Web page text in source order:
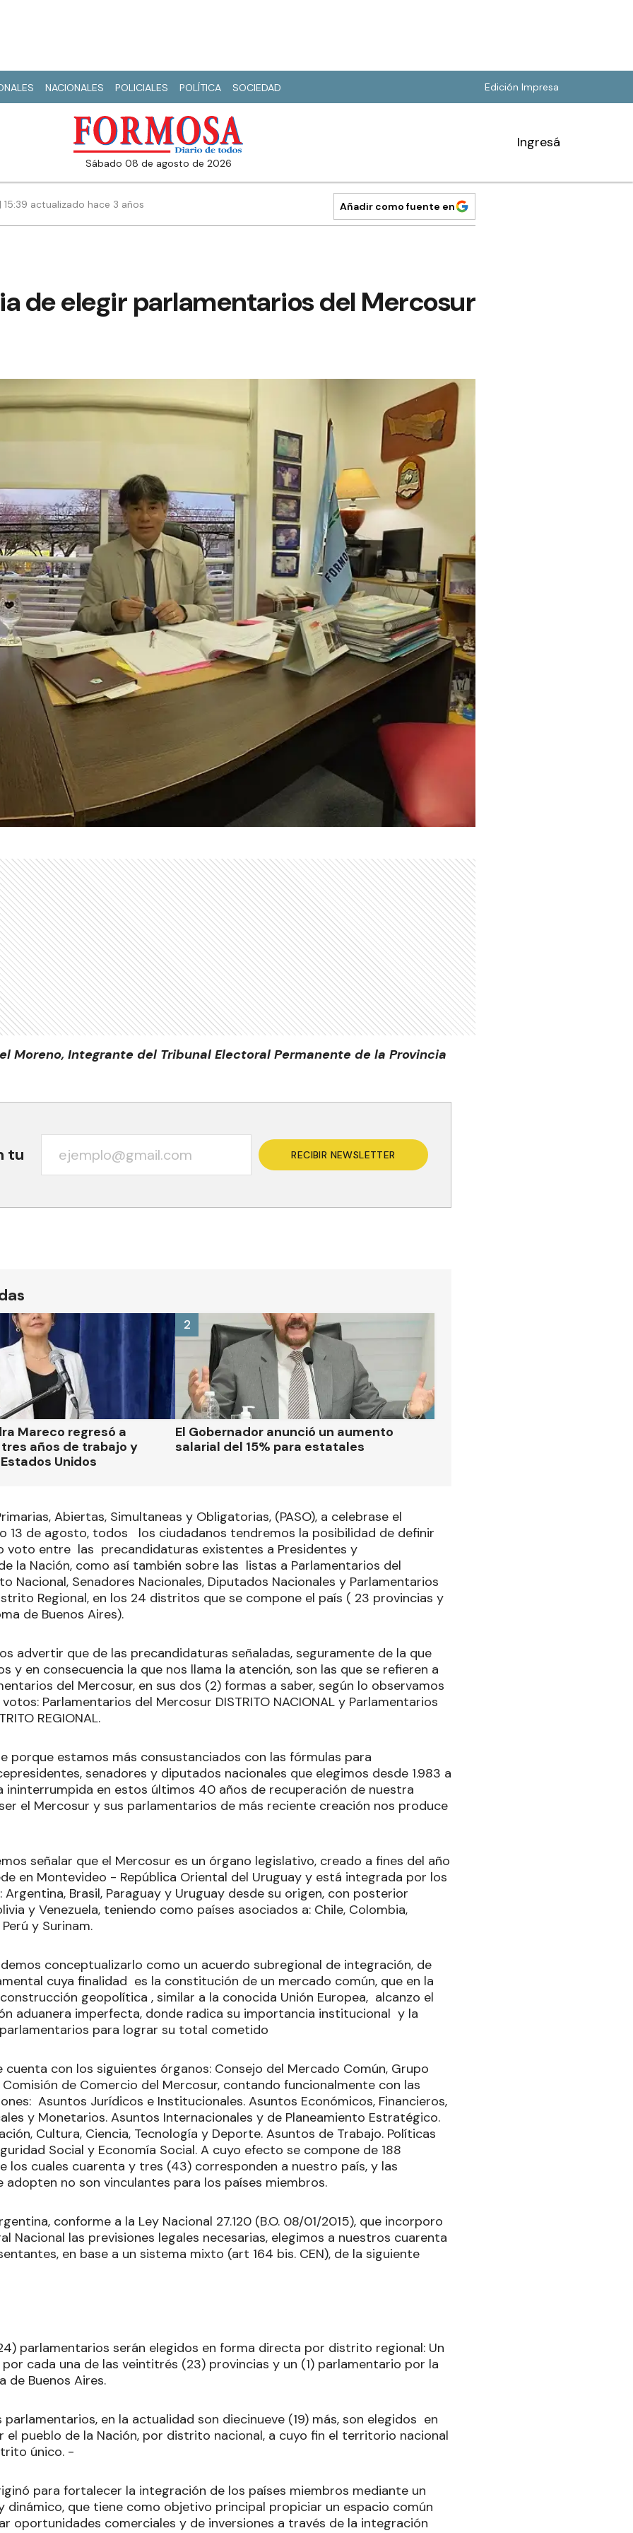
NACIONALES POLICIALES POLÍTICA SOCIEDAD Edición Impresa
sábado 08 de agosto de 2026
Ingresá
actualizado hace 3 años Añadir como fuente en
de elegir parlamentarios del Mercosur
Moreno, Integrante del Tribunal Electoral Permanente de la Provincia
tu RECIBIR NEWSLETTER
Mareco regresó a
años de trabajo y
Unidos
El Gobernador anunció un aumento
salarial del 15% para estatales
2
Abiertas, Simultaneas y Obligatorias, (PASO), a celebrase el
13 de agosto, todos los ciudadanos tendremos la posibilidad de definir
voto entre las precandidaturas existentes a Presidentes y
la Nación, como así también sobre las listas a Parlamentarios del
Nacional, Senadores Nacionales, Diputados Nacionales y Parlamentarios
Regional, en los 24 distritos que se compone el país ( 23 provincias y
de Buenos Aires).
advertir que de las precandidaturas señaladas, seguramente de la que
y en consecuencia la que nos llama la atención, son las que se refieren a
del Mercosur, en sus dos (2) formas a saber, según lo observamos
Parlamentarios del Mercosur DISTRITO NACIONAL y Parlamentarios
REGIONAL.
porque estamos más consustanciados con las fórmulas para
senadores y diputados nacionales que elegimos desde 1.983 a
ininterrumpida en estos últimos 40 años de recuperación de nuestra
el Mercosur y sus parlamentarios de más reciente creación nos produce
señalar que el Mercosur es un órgano legislativo, creado a fines del año
en Montevideo - República Oriental del Uruguay y está integrada por los
Argentina, Brasil, Paraguay y Uruguay desde su origen, con posterior
y Venezuela, teniendo como países asociados a: Chile, Colombia,
y Surinam.
conceptualizarlo como un acuerdo subregional de integración, de
cuya finalidad es la constitución de un mercado común, que en la
geopolítica , similar a la conocida Unión Europea, alcanzo el
aduanera imperfecta, donde radica su importancia institucional y la
para lograr su total cometido
con los siguientes órganos: Consejo del Mercado Común, Grupo
de Comercio del Mercosur, contando funcionalmente con las
Asuntos Jurídicos e Institucionales. Asuntos Económicos, Financieros,
y Monetarios. Asuntos Internacionales y de Planeamiento Estratégico.
Cultura, Ciencia, Tecnología y Deporte. Asuntos de Trabajo. Políticas
Social y Economía Social. A cuyo efecto se compone de 188
los cuales cuarenta y tres (43) corresponden a nuestro país, y las
adopten no son vinculantes para los países miembros.
conforme a la Ley Nacional 27.120 (B.O. 08/01/2015), que incorporo
Nacional las previsiones legales necesarias, elegimos a nuestros cuarenta
en base a un sistema mixto (art 164 bis. CEN), de la siguiente
parlamentarios serán elegidos en forma directa por distrito regional: Un
cada una de las veintitrés (23) provincias y un (1) parlamentario por la
de Buenos Aires.
en la actualidad son diecinueve (19) más, son elegidos en
pueblo de la Nación, por distrito nacional, a cuyo fin el territorio nacional
único. -
para fortalecer la integración de los países miembros mediante un
dinámico, que tiene como objetivo principal propiciar un espacio común
oportunidades comerciales y de inversiones a través de la integración